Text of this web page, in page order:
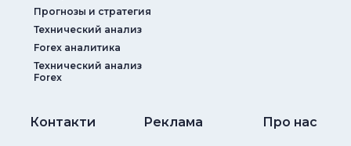
Прогнозы и стратегия
Технический анализ
Forex аналитика
Технический анализ
Forex
Контакти Реклама Про нас